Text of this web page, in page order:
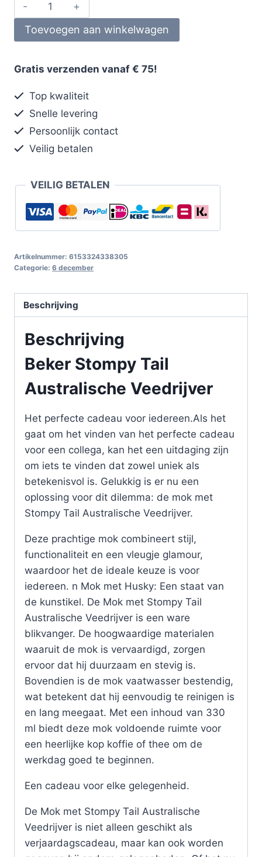
Toevoegen aan winkelwagen
Gratis verzenden vanaf € 75!
Top kwaliteit
Snelle levering
Persoonlijk contact
Veilig betalen
VEILIG BETALEN
Artikelnummer: 6153324338305
Categorie: 6 december
Beschrijving
Beschrijving
Beker Stompy Tail
Australische Veedrijver
Het perfecte cadeau voor iedereen.Als het
gaat om het vinden van het perfecte cadeau
voor een collega, kan het een uitdaging zijn
om iets te vinden dat zowel uniek als
betekenisvol is. Gelukkig is er nu een
oplossing voor dit dilemma: de mok met
Stompy Tail Australische Veedrijver.
Deze prachtige mok combineert stijl,
functionaliteit en een vleugje glamour,
waardoor het de ideale keuze is voor
iedereen. n Mok met Husky: Een staat van
de kunstikel. De Mok met Stompy Tail
Australische Veedrijver is een ware
blikvanger. De hoogwaardige materialen
waaruit de mok is vervaardigd, zorgen
ervoor dat hij duurzaam en stevig is.
Bovendien is de mok vaatwasser bestendig,
wat betekent dat hij eenvoudig te reinigen is
en lang meegaat. Met een inhoud van 330
ml biedt deze mok voldoende ruimte voor
een heerlijke kop koffie of thee om de
werkdag goed te beginnen.
Een cadeau voor elke gelegenheid.
De Mok met Stompy Tail Australische
Veedrijver is niet alleen geschikt als
verjaardagscadeau, maar kan ook worden